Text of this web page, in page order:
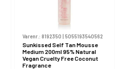
Varenr.: 8192350 | 5055193540562
Sunkissed Self Tan Mousse
Medium 200ml 95% Natural
Vegan Cruelty Free Coconut
Fragrance